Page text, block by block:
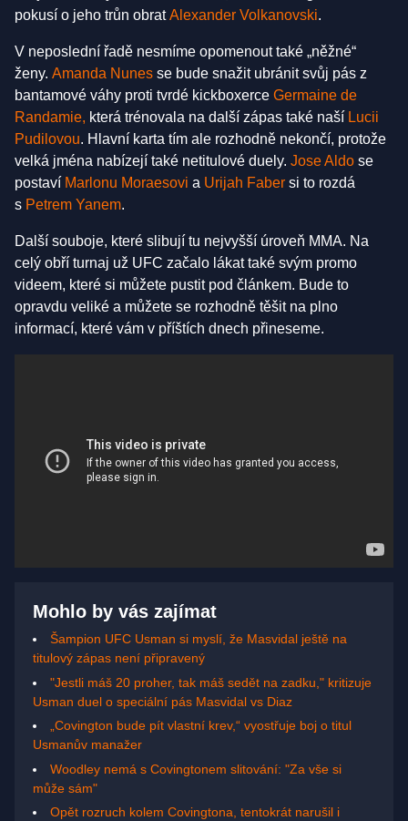
pokusí o jeho trůn obratAlexander Volkanovski.
V neposlední řadě nesmíme opomenout také „něžné“
ženy. Amanda Nunes se bude snažit ubránit svůj pás z
bantamové váhy proti tvrdé kickboxerce Germaine de
Randamie, která trénovala na další zápas také naší Lucii
Pudilovou. Hlavní karta tím ale rozhodně nekončí, protože
velká jména nabízejí také netitulové duely. Jose Aldo se
postaví Marlonu Moraesovi a Urijah Faber si to rozdá
s Petrem Yanem.
Další souboje, které slibují tu nejvyšší úroveň MMA. Na
celý obří turnaj už UFC začalo lákat také svým promo
videem, které si můžete pustit pod článkem. Bude to
opravdu veliké a můžete se rozhodně těšit na plno
informací, které vám v příštích dnech přineseme.
Mohlo by vás zajímat
Šampion UFC Usman si myslí, že Masvidal ještě na
titulový zápas není připravený
"Jestli máš 20 proher, tak máš sedět na zadku," kritizuje
Usman duel o speciální pás Masvidal vs Diaz
„Covington bude pít vlastní krev,“ vyostřuje boj o titul
Usmanův manažer
Woodley nemá s Covingtonem slitování: "Za vše si
může sám"
Opět rozruch kolem Covingtona, tentokrát narušil i